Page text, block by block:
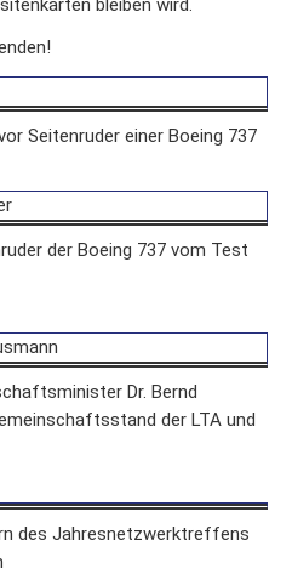
bleiben wird.
Seitenruder einer Boeing 737
der Boeing 737 vom Test
Dr. Bernd
der LTA und
des Jahresnetzwerktreffens